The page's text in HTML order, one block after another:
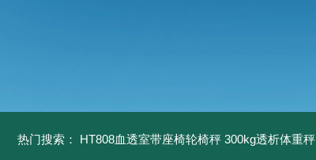
热门搜索： HT808血透室带座椅轮椅秤 300kg透析体重秤